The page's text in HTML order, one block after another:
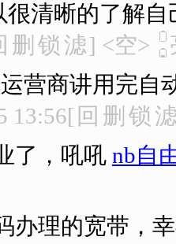
很清晰的了解
删 锁 滤] <空>
营商讲用完自
13:56[ 回 删 锁
了，吼吼 nb自
办理的宽带，